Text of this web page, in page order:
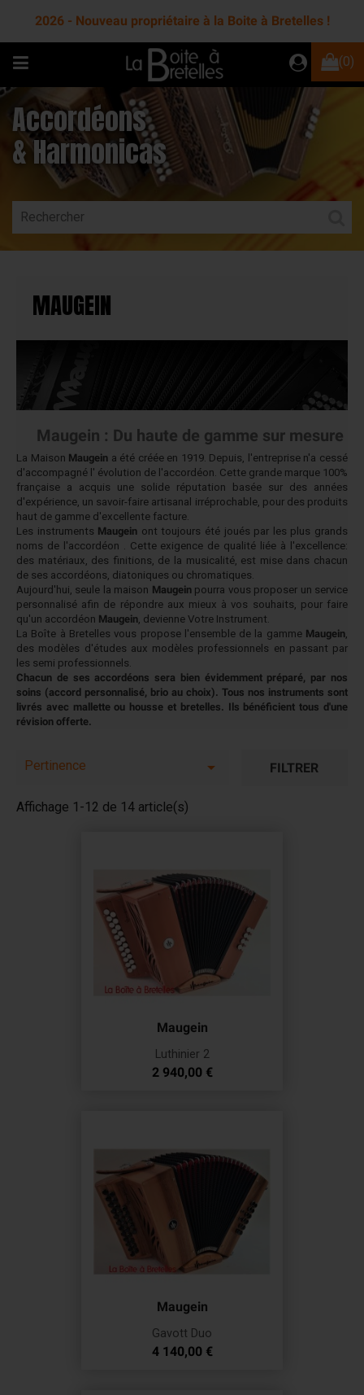
2026 - Nouveau propriétaire à la Boite à Bretelles !
(0)
Accordéons
& Harmonicas
MAUGEIN
Maugein : Du haute de gamme sur mesure
La Maison Maugein a été créée en 1919. Depuis, l'entreprise n'a cessé
d'accompagné l' évolution de l'accordéon. Cette grande marque 100%
française a acquis une solide réputation basée sur des années
d'expérience, un savoir-faire artisanal irréprochable, pour des produits
haut de gamme d'excellente facture.
Les instruments Maugein ont toujours été joués par les plus grands
noms de l'accordéon . Cette exigence de qualité liée à l'excellence:
des matériaux, des finitions, de la musicalité, est mise dans chacun
de ses accordéons, diatoniques ou chromatiques.
Aujourd'hui, seule la maison Maugeinpourra vous proposer un service
personnalisé afin de répondre aux mieux à vos souhaits, pour faire
qu'un accordéon Maugein , devienne Votre Instrument.
La Boîte à Bretelles vous propose l'ensemble de la gamme Maugein
des modèles d'études aux modèles professionnels en passant par
les semi professionnels.
Chacun de ses accordéons sera bien évidemment préparé, par nos
soins (accord personnalisé, brio au choix). Tous nos instruments sont
livrés avec mallette ou housse et bretelles. Ils bénéficient tous d'une
révision offerte.
Pertinence  FILTRER
Affichage 1-12 de 14 article(s)
Maugein
Luthinier 2
Prix
2 940,00 €
Maugein
Gavott Duo
Prix
4 140,00 €